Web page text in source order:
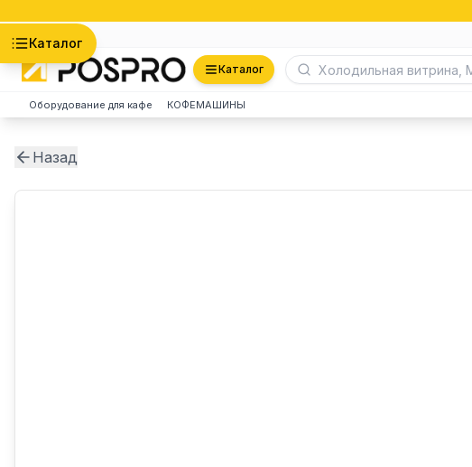
Каталог
Каталог
Оборудование для кафе КОФЕМАШИНЫ
Назад